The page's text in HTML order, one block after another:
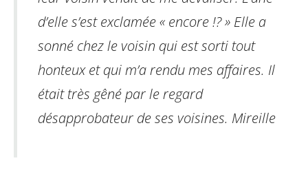
d’elle s’est exclamée « encore !? » Elle a
sonné chez le voisin qui est sorti tout
honteux et qui m’a rendu mes affaires. Il
était très gêné par le regard
désapprobateur de ses voisines. Mireille